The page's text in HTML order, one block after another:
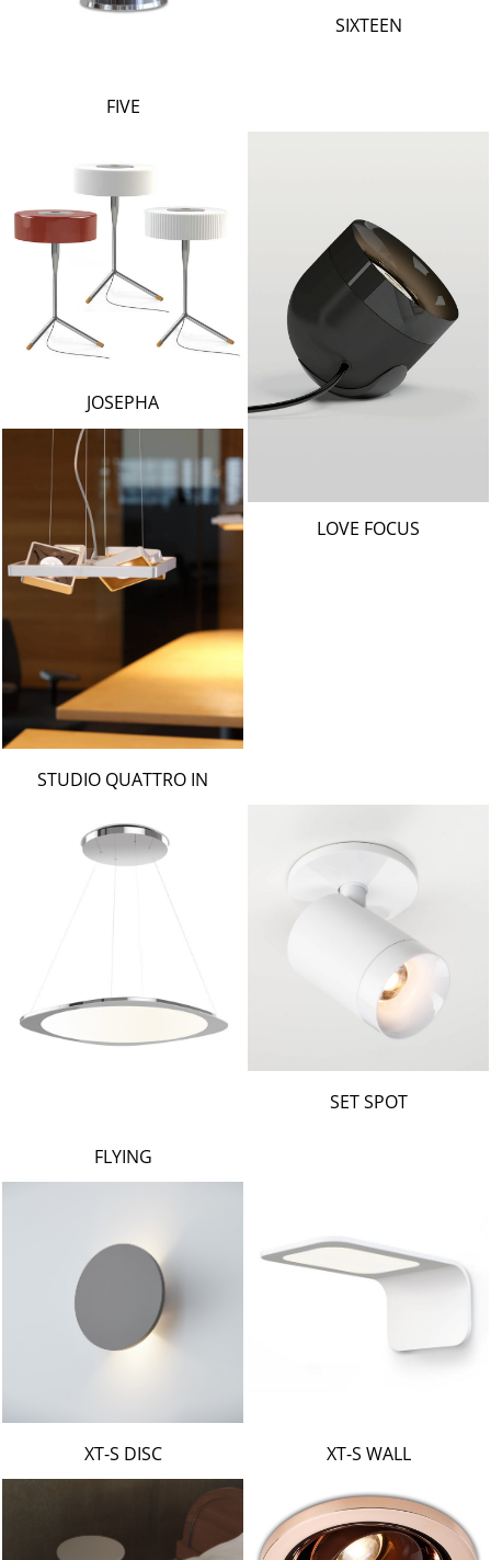
VIABIZZUNO
SIXTEEN
FIVE
LOVE FOCUS
JOSEPHA
STUDIO QUATTRO IN
SET SPOT
FLYING
XT-S WALL
XT-S DISC